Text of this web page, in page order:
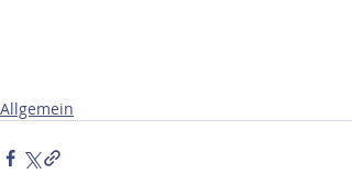
Allgemein